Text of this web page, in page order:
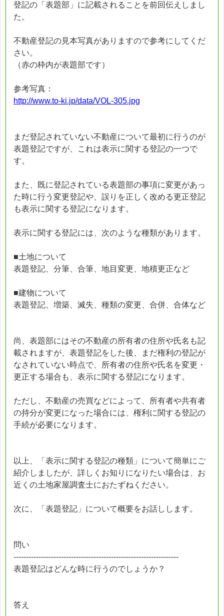
登記の「表題部」に記載されることを前回伝えしまし
た。
不動産登記の見本写真がありますので参考にしてくだ
さい。
（赤の枠内が表題部です）
参考写真：
http://www.to-ki.jp/data/VOL-305.jpg
まだ登記されていない不動産について最初に行うのが
表題登記ですが、これは表示に関する登記の一つで
す。
また、既に登記されている表題部の事項に変更があっ
た時に行う変更登記や、誤りを正しく改める更正登記
も表示に関する登記になります。
表示に関する登記には、次のような種類があります。
■土地について
表題登記、分筆、合筆、地目変更、地積更正など
■建物について
表題登記、増築、滅失、種類の変更、合併、合体など
尚、表題部にはその不動産の所有者の住所や氏名も記
載されますが、表題登記をした後、まだ権利の登記が
なされていない時点で、所有者の住所や氏名を変更・
更正する場合も、表示に関する登記になります。
ただし、不動産の売買などによって、所有者や共有者
の持分が変更になった場合には、権利に関する登記の
手続が必要になります。
以上、「表示に関する登記の種類」について簡単にご
紹介しましたが、詳しくお知りになりたい場合は、お
近くの土地家屋調査士におたずねください。
次に、「表題登記」について概要をお話しします。
問い
------------------------------------------------------------------
表題登記はどんな時に行うのでしょうか？
答え